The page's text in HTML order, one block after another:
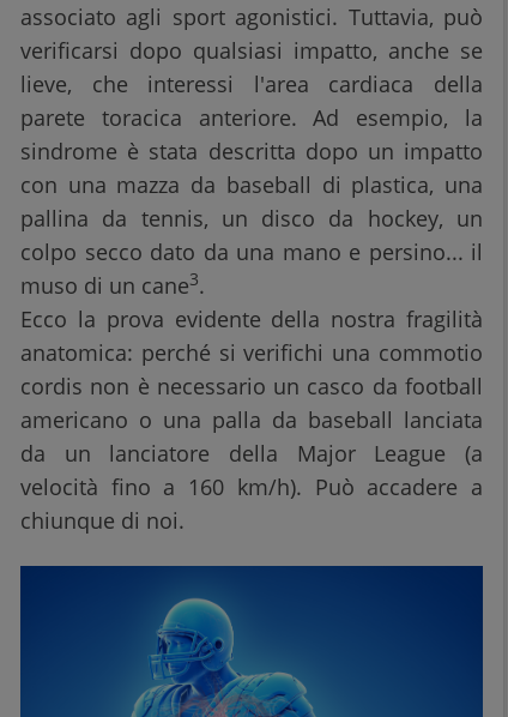
associato agli sport agonistici. Tuttavia, può
verificarsi dopo qualsiasi impatto, anche se
lieve, che interessi l'area cardiaca della
parete toracica anteriore. Ad esempio, la
sindrome è stata descritta dopo un impatto
con una mazza da baseball di plastica, una
pallina da tennis, un disco da hockey, un
colpo secco dato da una mano e persino... il
muso di un cane3.
Ecco la prova evidente della nostra fragilità
anatomica: perché si verifichi una commotio
cordis non è necessario un casco da football
americano o una palla da baseball lanciata
da un lanciatore della Major League (a
velocità fino a 160 km/h). Può accadere a
chiunque di noi.